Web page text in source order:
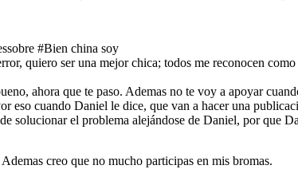
#Bien china soy
quiero ser una mejor chica; todos me reconocen
ahora que te paso. Ademas no te voy a apoyar
eso cuando Daniel le dice, que van a hacer una
solucionar el problema alejándose de Daniel, por que
creo que no mucho participas en mis bromas.